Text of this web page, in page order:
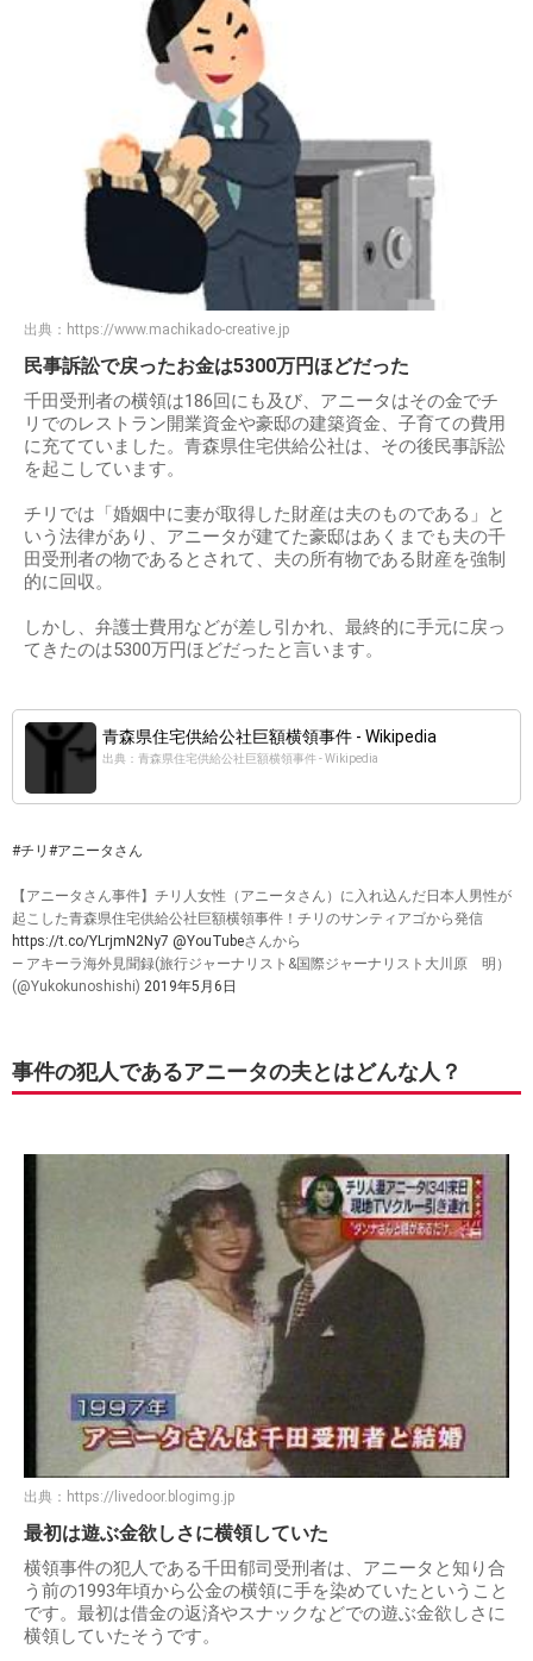
出典： https://www.machikado-creative.jp
民事訴訟で戻ったお金は5300万円ほどだった
千田受刑者の横領は186回にも及び、アニータはその金でチ
リでのレストラン開業資金や豪邸の建築資金、子育ての費用
に充てていました。青森県住宅供給公社は、その後民事訴訟
を起こしています。
チリでは「婚姻中に妻が取得した財産は夫のものである」と
いう法律があり、アニータが建てた豪邸はあくまでも夫の千
田受刑者の物であるとされて、夫の所有物である財産を強制
的に回収。
しかし、弁護士費用などが差し引かれ、最終的に手元に戻っ
てきたのは5300万円ほどだったと言います。
青森県住宅供給公社巨額横領事件 - Wikipedia
出典：青森県住宅供給公社巨額横領事件 - Wikipedia
#チリ #アニータさん
【アニータさん事件】チリ人女性（アニータさん）に入れ込んだ日本人男性が
起こした青森県住宅供給公社巨額横領事件！チリのサンティアゴから発信
https://t.co/YLrjmN2Ny7 @YouTubeさんから
— アキーラ海外見聞録(旅行ジャーナリスト&国際ジャーナリスト大川原 明）
(@Yukokunoshishi) 2019年5月6日
事件の犯人であるアニータの夫とはどんな人？
出典： https://livedoor.blogimg.jp
最初は遊ぶ金欲しさに横領していた
横領事件の犯人である千田郁司受刑者は、アニータと知り合
う前の1993年頃から公金の横領に手を染めていたということ
です。最初は借金の返済やスナックなどでの遊ぶ金欲しさに
横領していたそうです。